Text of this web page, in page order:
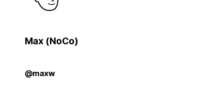
Max (NoCo)
@maxw